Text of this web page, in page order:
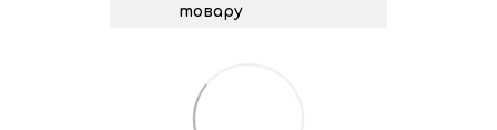
товару